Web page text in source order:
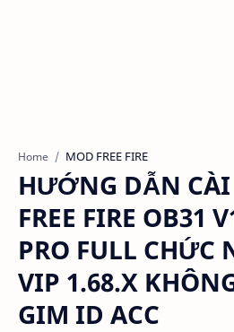
Home MOD FREE FIRE
HƯỚNG DẪN
FREE FIRE OB31
PRO FULL CHỨC
VIP 1.68.X
GIM ID ACC